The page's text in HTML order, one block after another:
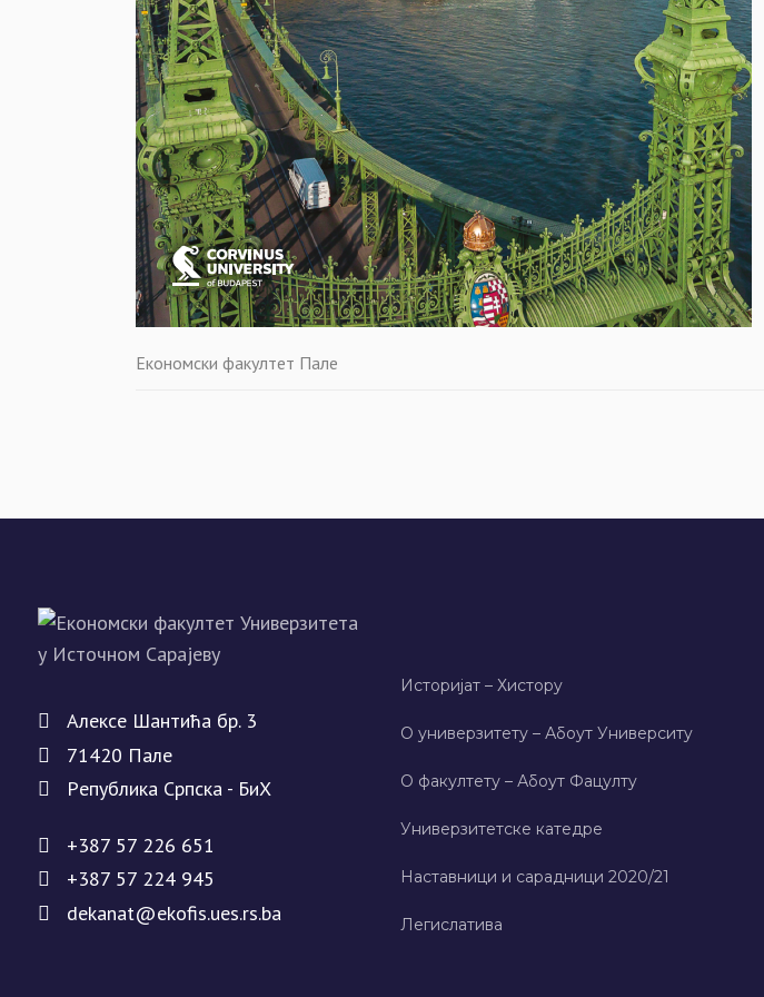
Економски факултет Пале
Алeксe Шантића бр. 3
71420 Палe
Рeпублика Српска - БиХ
+387 57 226 651
+387 57 224 945
dekanat@ekofis.ues.rs.ba
Историјат – Хисторy
О универзитету – Абоут Университy
О факултету – Абоут Фацултy
Универзитетске катедре
Наставници и сарадници 2020/21
Легислатива